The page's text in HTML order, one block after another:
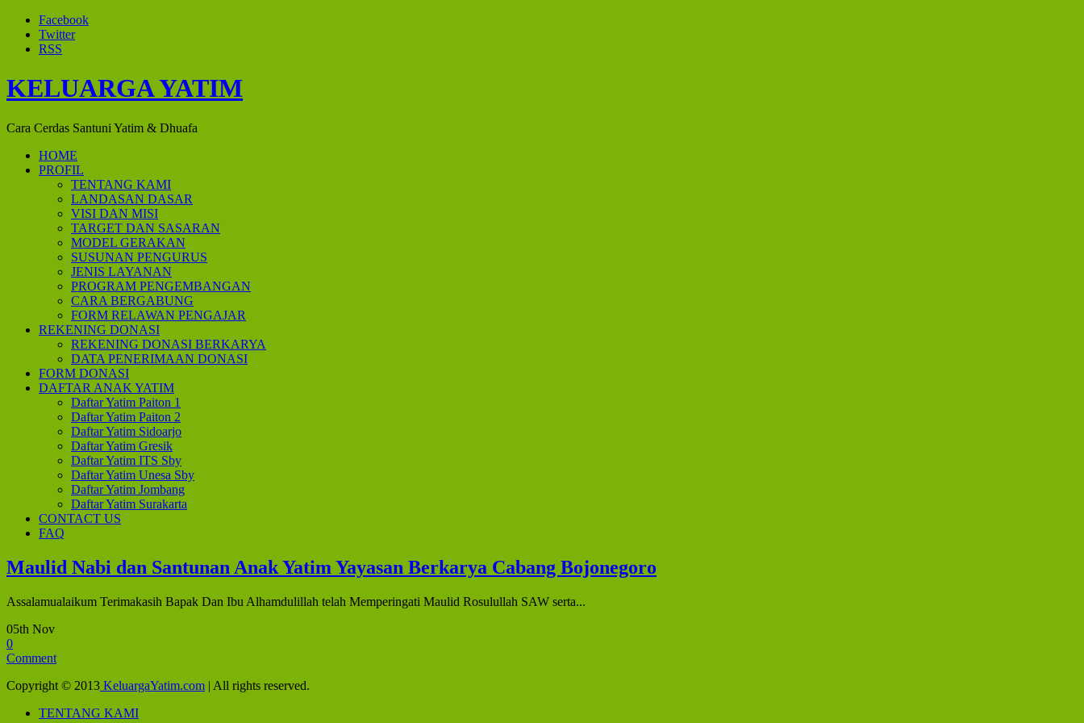
Facebook
Twitter
RSS
KELUARGA YATIM
Cara Cerdas Santuni Yatim & Dhuafa
HOME
PROFIL
TENTANG KAMI
LANDASAN DASAR
VISI DAN MISI
TARGET DAN SASARAN
MODEL GERAKAN
SUSUNAN PENGURUS
JENIS LAYANAN
PROGRAM PENGEMBANGAN
CARA BERGABUNG
FORM RELAWAN PENGAJAR
REKENING DONASI
REKENING DONASI BERKARYA
DATA PENERIMAAN DONASI
FORM DONASI
DAFTAR ANAK YATIM
Daftar Yatim Paiton 1
Daftar Yatim Paiton 2
Daftar Yatim Sidoarjo
Daftar Yatim Gresik
Daftar Yatim ITS Sby
Daftar Yatim Unesa Sby
Daftar Yatim Jombang
Daftar Yatim Surakarta
CONTACT US
FAQ
Maulid Nabi dan Santunan Anak Yatim Yayasan Berkarya Cabang Bojonegoro
Assalamualaikum Terimakasih Bapak Dan Ibu Alhamdulillah telah Memperingati Maulid Rosulullah SAW serta...
05th Nov
0
Comment
Copyright © 2013 KeluargaYatim.com | All rights reserved.
TENTANG KAMI